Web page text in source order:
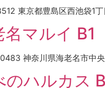
東京都豊島区西池袋1
名マルイ B1
神奈川県海老名市中
のハルカス